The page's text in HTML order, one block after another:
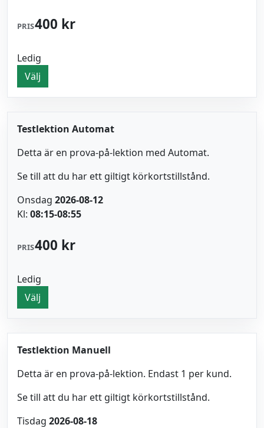
PRIS400 kr
Ledig
Välj
Testlektion Automat
Detta är en prova-på-lektion med Automat.
Se till att du har ett giltigt körkortstillstånd.
Onsdag 2026-08-12
Kl: 08:15-08:55
PRIS400 kr
Ledig
Välj
Testlektion Manuell
Detta är en prova-på-lektion. Endast 1 per kund.
Se till att du har ett giltigt körkortstillstånd.
Tisdag 2026-08-18